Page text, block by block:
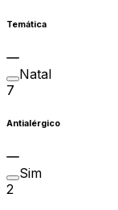
Temática
Natal
7
Antialérgico
Sim
2